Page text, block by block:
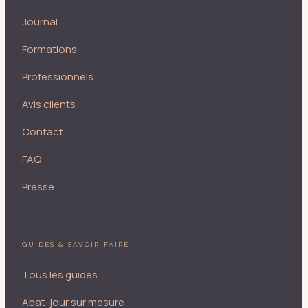
Journal
Formations
Professionnels
Avis clients
Contact
FAQ
Presse
GUIDES & SAVOIR-FAIRE
Tous les guides
Abat-jour sur mesure